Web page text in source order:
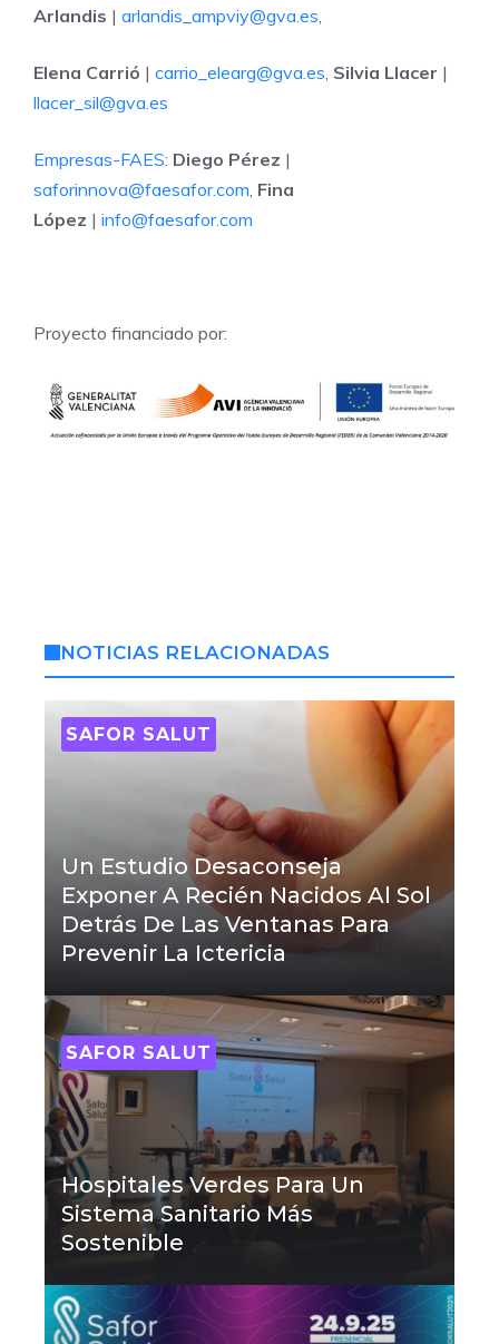
Arlandis | arlandis_ampviy@gva.es
Elena Carrió | carrio_elearg@gva.es Silvia Llacer |
llacer_sil@gva.es
Empresas-FAES: Diego Pérez |
saforinnova@faesafor.com Fina
López | info@faesafor.com
Proyecto financiado por:
NOTICIAS RELACIONADAS
SAFOR SALUT
Un Estudio Desaconseja
Exponer A Recién Nacidos Al Sol
Detrás De Las Ventanas Para
Prevenir La Ictericia
SAFOR SALUT
Hospitales Verdes Para Un
Sistema Sanitario Más
Sostenible